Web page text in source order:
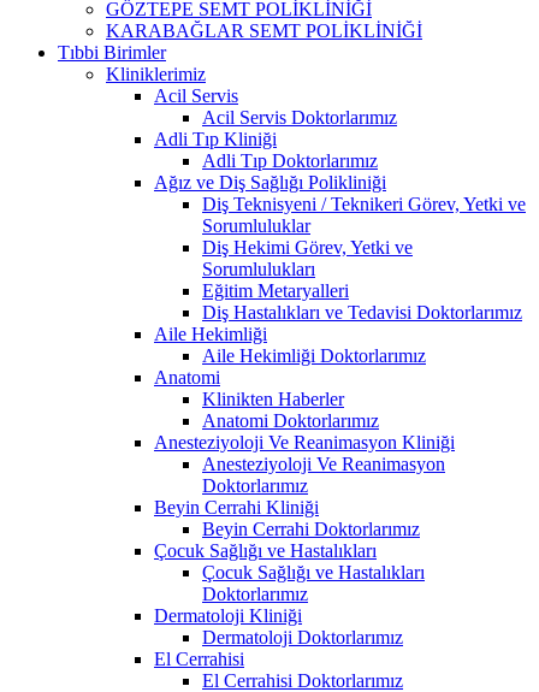
GÖZTEPE SEMT POLİKLİNİĞİ
KARABAĞLAR SEMT POLİKLİNİĞİ
Tıbbi Birimler
Kliniklerimiz
Acil Servis
Acil Servis Doktorlarımız
Adli Tıp Kliniği
Adli Tıp Doktorlarımız
Ağız ve Diş Sağlığı Polikliniği
Diş Teknisyeni / Teknikeri Görev, Yetki ve
Sorumluluklar
Diş Hekimi Görev, Yetki ve
Sorumlulukları
Eğitim Metaryalleri
Diş Hastalıkları ve Tedavisi Doktorlarımız
Aile Hekimliği
Aile Hekimliği Doktorlarımız
Anatomi
Klinikten Haberler
Anatomi Doktorlarımız
Anesteziyoloji Ve Reanimasyon Kliniği
Anesteziyoloji Ve Reanimasyon
Doktorlarımız
Beyin Cerrahi Kliniği
Beyin Cerrahi Doktorlarımız
Çocuk Sağlığı ve Hastalıkları
Çocuk Sağlığı ve Hastalıkları
Doktorlarımız
Dermatoloji Kliniği
Dermatoloji Doktorlarımız
El Cerrahisi
El Cerrahisi Doktorlarımız